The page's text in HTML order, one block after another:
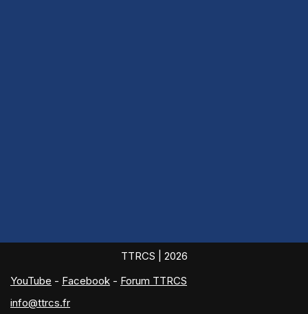
TTRCS | 2026
YouTube - Facebook - Forum TTRCS
info@ttrcs.fr